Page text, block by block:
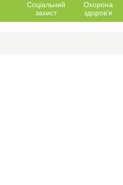
Соціальний
захист
Охорона
здоров’я